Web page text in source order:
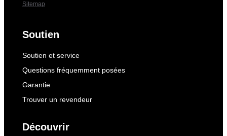
Sitemap
Soutien
Soutien et service
Questions fréquemment posées
Garantie
Trouver un revendeur
Découvrir